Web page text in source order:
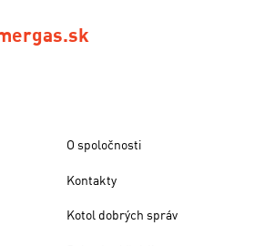
O spoločnosti
Kontakty
Kotol dobrých správ